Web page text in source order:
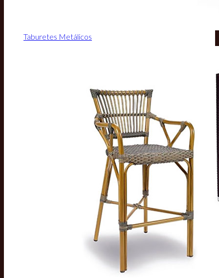
Taburetes Metálicos